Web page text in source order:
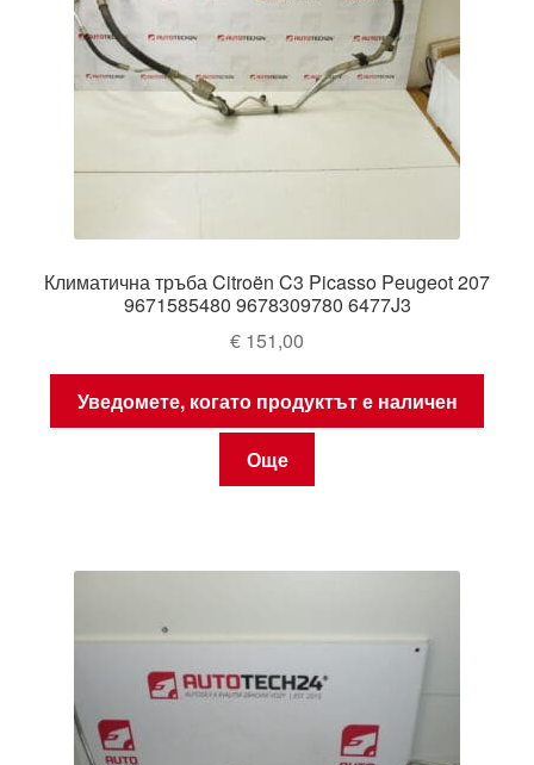
Климатична тръба Citroën C3 Picasso Peugeot 207
9671585480 9678309780 6477J3
€ 151,00
Уведомете, когато продуктът е наличен
Още